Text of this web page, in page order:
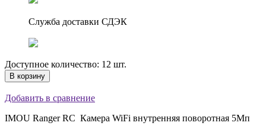
Служба доставки СДЭК
Доступное количество: 12 шт.
В корзину
Добавить в сравнение
IMOU Ranger RC Камера WiFi внутренняя поворотная 5Мп